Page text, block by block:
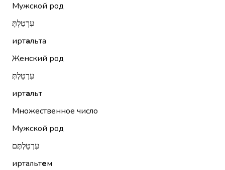
Мужской род
עִרְטַלְתָּ
иртальта
Женский род
עִרְטַלְתְּ
иртальт
Множественное число
Мужской род
עִרְטַלְתֶּם
иртальтем